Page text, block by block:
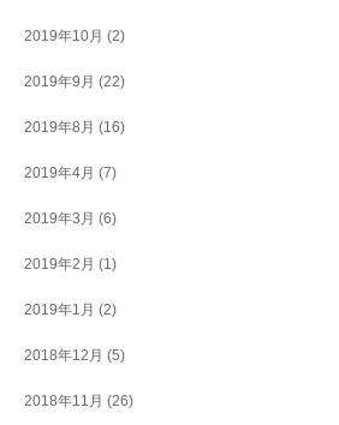
2019年10月 (2)
2019年9月 (22)
2019年8月 (16)
2019年4月 (7)
2019年3月 (6)
2019年2月 (1)
2019年1月 (2)
2018年12月 (5)
2018年11月 (26)